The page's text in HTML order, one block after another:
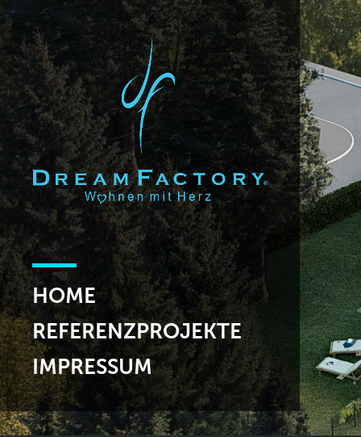
HOME
REFERENZPROJEKTE
IMPRESSUM